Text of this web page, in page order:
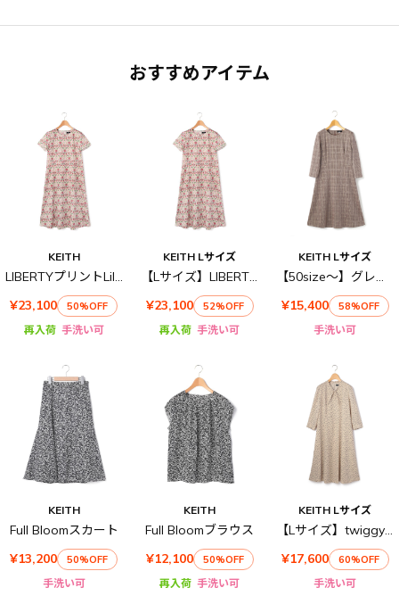
おすすめアイテム
KEITH
LIBERTYプリントLily Annabellワンピース
¥23,100
50%OFF
再入荷 手洗い可
KEITH Lサイズ
【Lサイズ】LIBERTYプリントLily Annabellワンピース
¥23,100
52%OFF
再入荷 手洗い可
KEITH Lサイズ
【50size～】グレンチェックジャカード ワンピース
¥15,400
58%OFF
手洗い可
KEITH
Full Bloomスカート
¥13,200
50%OFF
手洗い可
KEITH
Full Bloomブラウス
¥12,100
50%OFF
再入荷 手洗い可
KEITH Lサイズ
【Lサイズ】twiggyワンピース
¥17,600
60%OFF
手洗い可